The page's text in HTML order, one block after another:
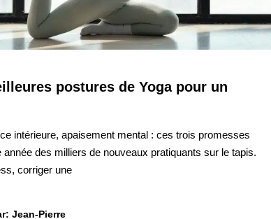
postures de Yoga pour un
intérieure, apaisement mental : ces trois promesses
année des milliers de nouveaux pratiquants sur le tapis.
corriger une
Jean-Pierre